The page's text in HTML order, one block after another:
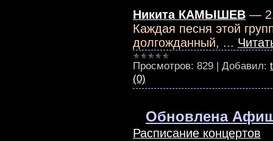
Никита КАМЫШЕВ —
Каждая песня этой
долгожданный, ...
Просмотров: 829 | Добавил:
(0)
Обновлена
Расписание концертов